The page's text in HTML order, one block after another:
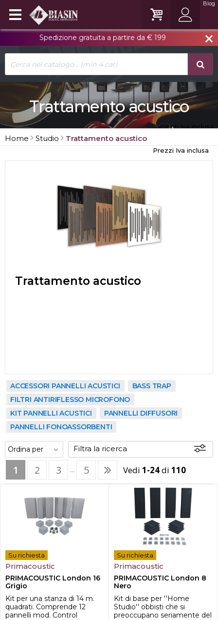
close
Spedizione gratuita a partire da € 199
Blog
Trattamento acustico
Prezzi Iva inclusa
Home Studio Trattamento acustico
Prezzi Iva inclusa
Trattamento acustico
ACCESSORI PANNELLI ACUSTICI
BASS TRAP
FILTRI ANTIRIFLESSO MICROFONO
KIT PANNELLI ACUSTICI
PANNELLI DIFFUSORI
PANNELLI FONOASSORBENTI
Filtra la ricerca
Disponibili In sede
1 2 3 ... 5 Vedi 1-24di 110
Su richiesta
Primacoustic
PRIMACOUSTIC London 16
Grigio
Kit per una stanza di 14 m.
quadrati. Comprende 12
pannelli mod. Control
Su richiesta
Primacoustic
PRIMACOUSTIC London 8
Nero
Kit di base per ''Home
Studio'' obbisti che si
preoccupano seriamente del